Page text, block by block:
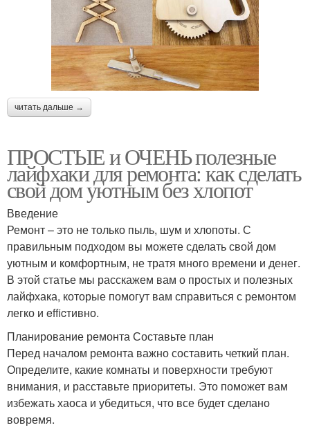
читать дальше →
ПРОСТЫЕ и ОЧЕНЬ полезные
лайфхаки для ремонта: как сделать
свой дом уютным без хлопот
Введение
Ремонт – это не только пыль, шум и хлопоты. С
правильным подходом вы можете сделать свой дом
уютным и комфортным, не тратя много времени и денег.
В этой статье мы расскажем вам о простых и полезных
лайфхака, которые помогут вам справиться с ремонтом
легко и efficтивно.
Планирование ремонта Составьте план
Перед началом ремонта важно составить четкий план.
Определите, какие комнаты и поверхности требуют
внимания, и расставьте приоритеты. Это поможет вам
избежать хаоса и убедиться, что все будет сделано
вовремя.